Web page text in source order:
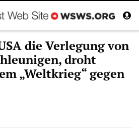
die Verlegung von
droht
„Weltkrieg“ gegen